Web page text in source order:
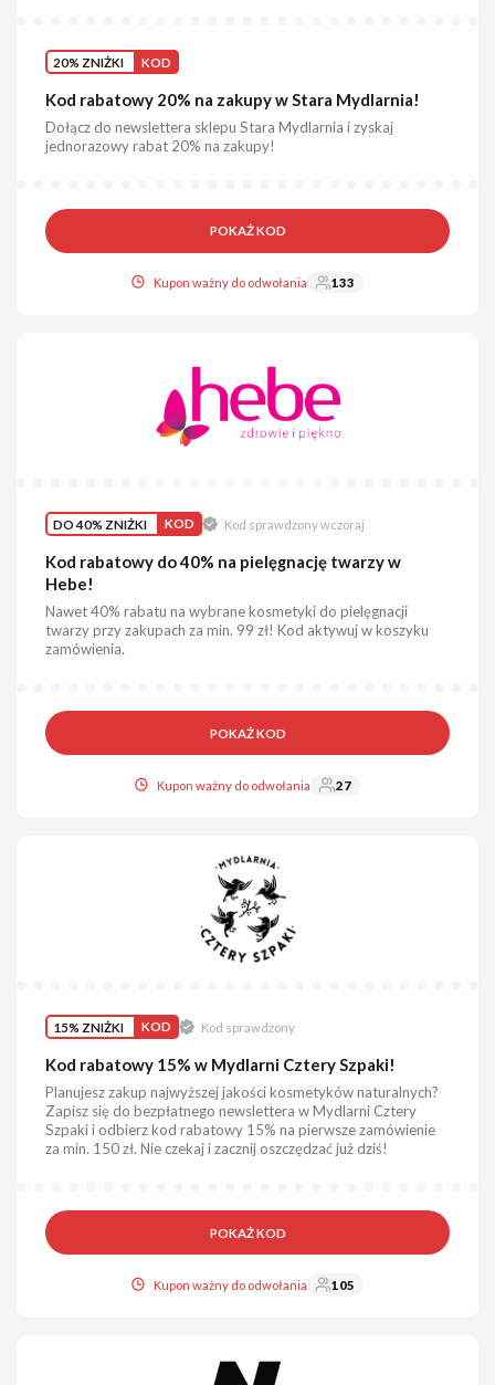
20% ZNIŻKI KOD
Kod rabatowy 20% na zakupy w Stara Mydlarnia!
Dołącz do newslettera sklepu Stara Mydlarnia i zyskaj
jednorazowy rabat 20% na zakupy!
POKAŻ KOD
Kupon ważny do odwołania 133
DO 40% ZNIŻKI KOD Kod sprawdzony wczoraj
Kod rabatowy do 40% na pielęgnację twarzy w
Hebe!
Nawet 40% rabatu na wybrane kosmetyki do pielęgnacji
twarzy przy zakupach za min. 99 zł! Kod aktywuj w koszyku
zamówienia.
POKAŻ KOD
Kupon ważny do odwołania 27
15% ZNIŻKI KOD Kod sprawdzony
Kod rabatowy 15% w Mydlarni Cztery Szpaki!
Planujesz zakup najwyższej jakości kosmetyków naturalnych?
Zapisz się do bezpłatnego newslettera w Mydlarni Cztery
Szpaki i odbierz kod rabatowy 15% na pierwsze zamówienie
za min. 150 zł. Nie czekaj i zacznij oszczędzać już dziś!
POKAŻ KOD
Kupon ważny do odwołania 105